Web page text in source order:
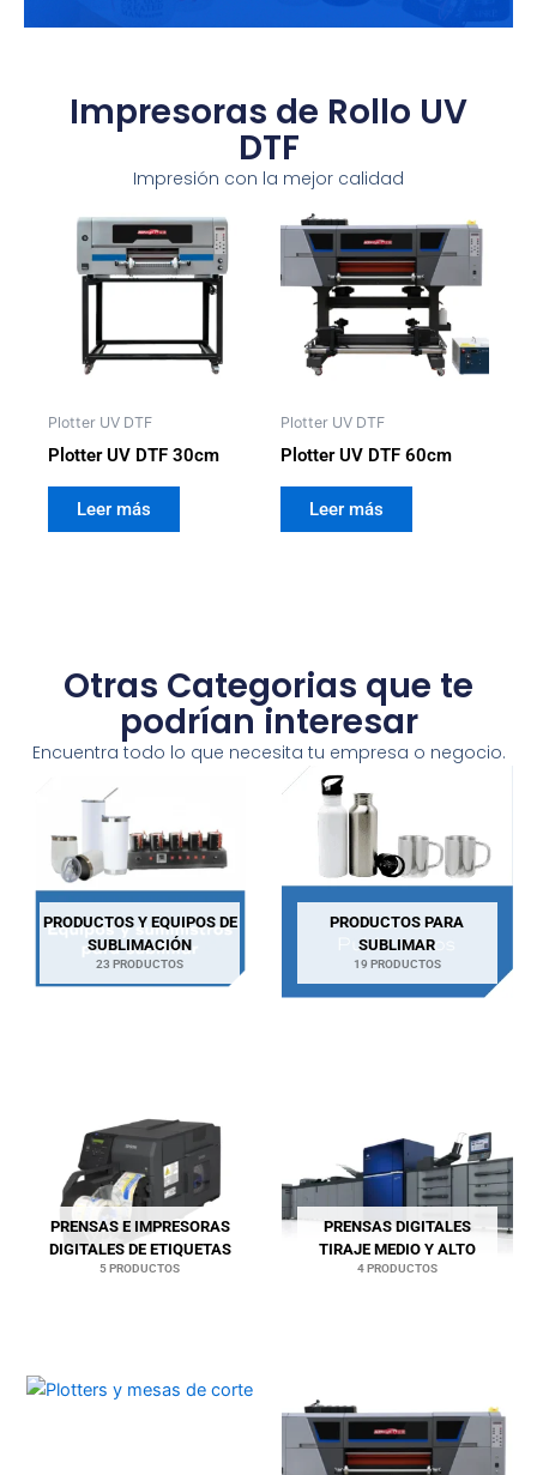
Impresoras de Rollo UV
DTF
Impresión con la mejor calidad
Plotter UV DTF
Plotter UV DTF 30cm
Leer más
Plotter UV DTF
Plotter UV DTF 60cm
Leer más
Otras Categorias que te
podrían interesar
Encuentra todo lo que necesita tu empresa o negocio.
PRODUCTOS Y EQUIPOS DE
SUBLIMACIÓN
23 PRODUCTOS
PRODUCTOS PARA
SUBLIMAR
19 PRODUCTOS
PRENSAS E IMPRESORAS
DIGITALES DE ETIQUETAS
5 PRODUCTOS
PRENSAS DIGITALES
TIRAJE MEDIO Y ALTO
4 PRODUCTOS